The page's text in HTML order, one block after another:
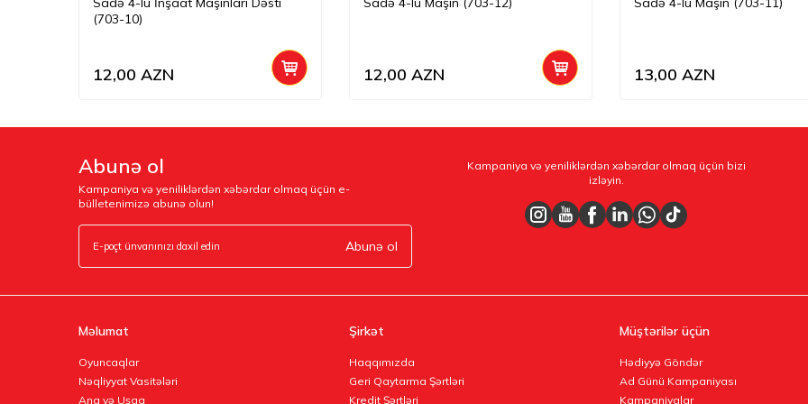
(703-10)
12,00 AZN 12,00 AZN 13,00 AZN
Abunə ol
Kampaniya və yeniliklərdən xəbərdar olmaq üçün e-
bülletenimizə abunə olun!
Abunə ol
Kampaniya və yeniliklərdən xəbərdar olmaq üçün bizi
izləyin.
Məlumat
Oyuncaqlar
Nəqliyyat Vasitələri
Ana və Uşaq
Şirkət
Haqqımızda
Geri Qaytarma Şərtləri
Kredit Şərtləri
Müştərilər üçün
Hədiyyə Göndər
Ad Günü Kampaniyası
Kampaniyalar